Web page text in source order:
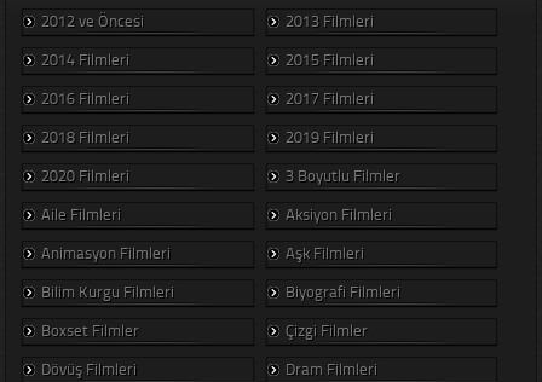
2012 ve Öncesi
2013 Filmleri
2014 Filmleri
2015 Filmleri
2016 Filmleri
2017 Filmleri
2018 Filmleri
2019 Filmleri
2020 Filmleri
3 Boyutlu Filmler
Aile Filmleri
Aksiyon Filmleri
Animasyon Filmleri
Aşk Filmleri
Bilim Kurgu Filmleri
Biyografi Filmleri
Boxset Filmler
Çizgi Filmler
Dövüş Filmleri
Dram Filmleri